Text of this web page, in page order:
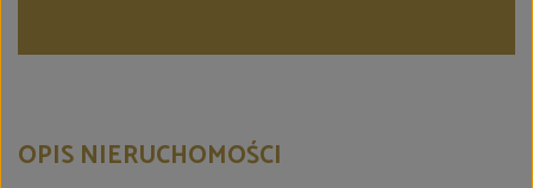
OPIS NIERUCHOMOŚCI